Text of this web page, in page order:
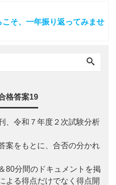
こそ、一年振り返ってみませ
格答案19
、令和７年度２次試験分析
案をもとに、合否の分かれ
80分間のドキュメントを掲
よる得点だけでなく得点開